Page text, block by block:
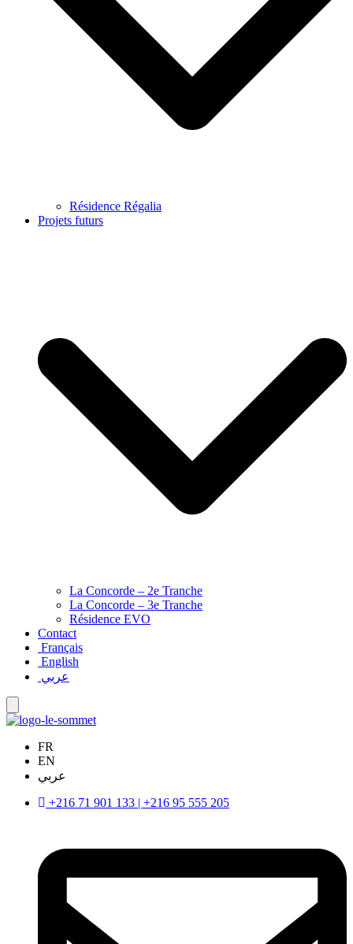
Résidence Régalia
Projets futurs
La Concorde – 2e Tranche
La Concorde – 3e Tranche
Résidence EVO
Contact
Français
English
عربي
FR
EN
عربي
+216 71 901 133 | +216 95 555 205